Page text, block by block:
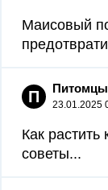
Маисовый
П 23.01.2025
Как
советы...